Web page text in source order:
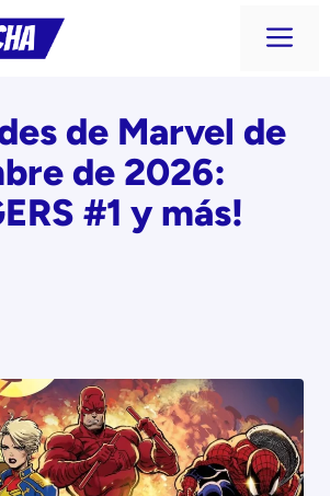
de Marvel de
de 2026:
#1 y más!